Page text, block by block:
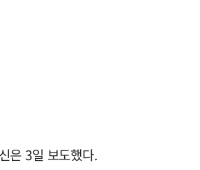
은 3일 보도했다.